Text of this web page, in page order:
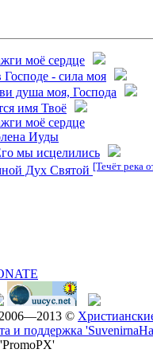
моё сердце
Господе - сила моя
душа моя, Господа
имя Твоё
моё сердце
Иуды
мы исцелились
Дух Святой [Течёт река
2006—2013 ©
и поддержка